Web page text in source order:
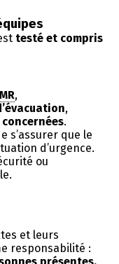
testé et compris
,
,
.
s’assurer que le
d’urgence.
ou
et leurs
responsabilité :